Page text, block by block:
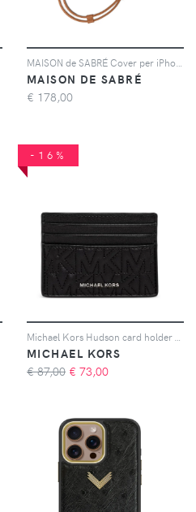
MAISON DE SABRÉ
€ 178,00
-16%
MICHAEL KORS
€ 87,00 € 73,00